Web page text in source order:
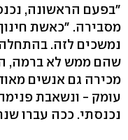
"בפעם הראשונה,
מסבירה. "כאשת
נמשכים לזה.
שהם ממש לא ברמה,
מכירה גם אנשים
עומק - ונשאבת
נכנסתי. ככה עברו